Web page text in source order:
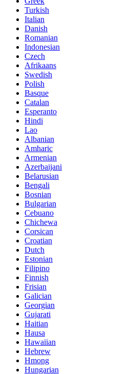
Turkish
Italian
Danish
Romanian
Indonesian
Czech
Afrikaans
Swedish
Polish
Basque
Catalan
Esperanto
Hindi
Lao
Albanian
Amharic
Armenian
Azerbaijani
Belarusian
Bengali
Bosnian
Bulgarian
Cebuano
Chichewa
Corsican
Croatian
Dutch
Estonian
Filipino
Finnish
Frisian
Galician
Georgian
Gujarati
Haitian
Hausa
Hawaiian
Hebrew
Hmong
Hungarian